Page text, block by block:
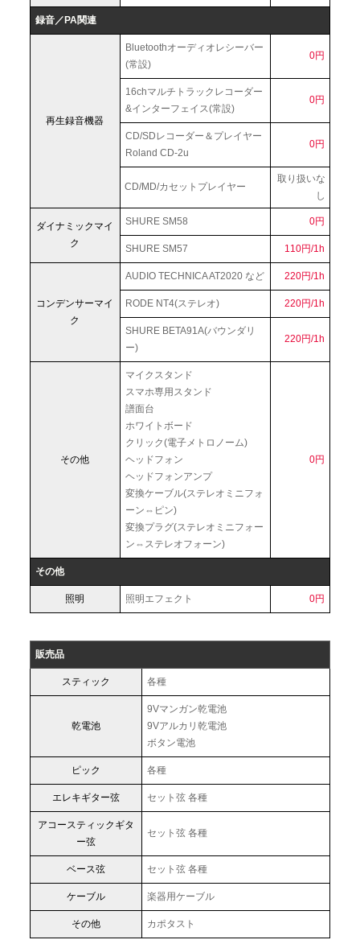
録音／PA関連
再生録音機器
Bluetoothオーディオレシーバー
(常設)
0円
16chマルチトラックレコーダー
&インターフェイス(常設)
0円
CD/SDレコーダー＆プレイヤー
Roland CD-2u
0円
CD/MD/カセットプレイヤー
取り扱いな
し
ダイナミックマイ
ク
SHURE SM58 0円
SHURE SM57 110円/1h
コンデンサーマイ
ク
AUDIO TECHNICA AT2020 など 220円/1h
RODE NT4(ステレオ) 220円/1h
SHURE BETA91A(バウンダリ
ー)
220円/1h
その他
マイクスタンド
スマホ専用スタンド
譜面台
ホワイトボード
クリック(電子メトロノーム)
ヘッドフォン
ヘッドフォンアンプ
変換ケーブル(ステレオミニフォ
ーン⇔ピン)
変換プラグ(ステレオミニフォー
ン⇔ステレオフォーン)
0円
その他
照明 照明エフェクト 0円
販売品
スティック 各種
乾電池
9Vマンガン乾電池
9Vアルカリ乾電池
ボタン電池
ピック 各種
エレキギター弦 セット弦 各種
アコースティックギタ
ー弦
セット弦 各種
ベース弦 セット弦 各種
ケーブル 楽器用ケーブル
その他 カポタスト